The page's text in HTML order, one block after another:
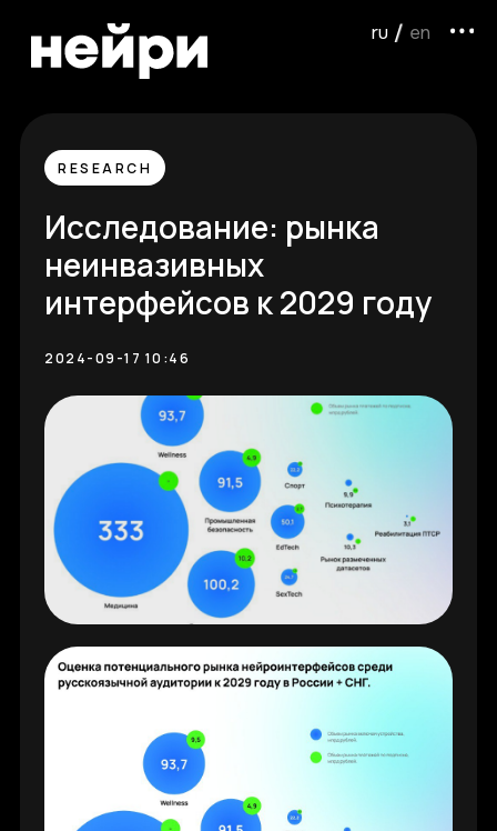
RESEARCH
Исследование: рынка
неинвазивных
интерфейсов к 2029 году
2024-09-17 10:46